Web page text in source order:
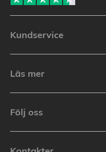
Kundservice
Läs mer
Följ oss